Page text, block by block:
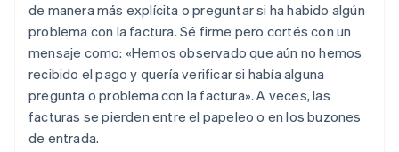
de manera más explícita o preguntar si ha habido algún
problema con la factura. Sé firme pero cortés con un
mensaje como: «Hemos observado que aún no hemos
recibido el pago y quería verificar si había alguna
pregunta o problema con la factura». A veces, las
facturas se pierden entre el papeleo o en los buzones
de entrada.